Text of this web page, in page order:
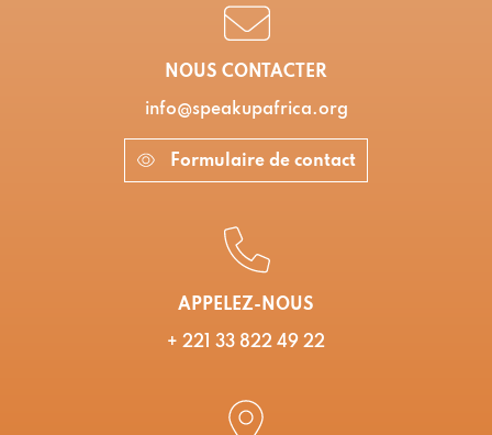
NOUS CONTACTER
info@speakupafrica.org
Formulaire de contact
APPELEZ-NOUS
+ 221 33 822 49 22